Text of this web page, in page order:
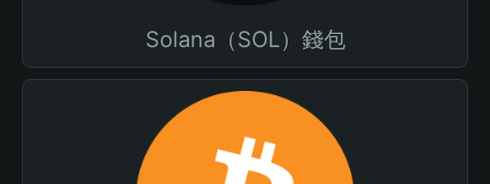
Solana（SOL）錢包